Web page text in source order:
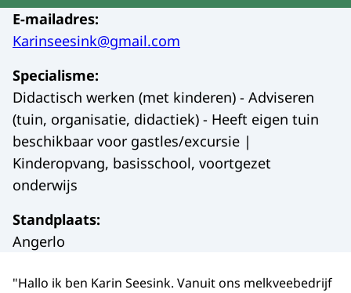
E-mailadres:
Karinseesink@gmail.com
Specialisme:
Didactisch werken (met kinderen) - Adviseren
(tuin, organisatie, didactiek) - Heeft eigen tuin
beschikbaar voor gastles/excursie |
Kinderopvang, basisschool, voortgezet
onderwijs
Standplaats:
Angerlo
"Hallo ik ben Karin Seesink. Vanuit ons melkveebedrijf